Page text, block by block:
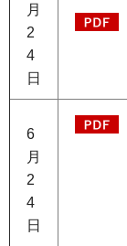
月
2
4
日
6
月
2
4
日